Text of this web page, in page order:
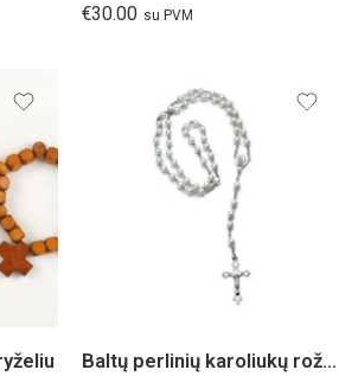
€30.00 su PVM
Baltų perlinių karoliukų rožančius